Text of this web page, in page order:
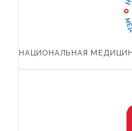
НАЦИОНАЛЬНАЯ